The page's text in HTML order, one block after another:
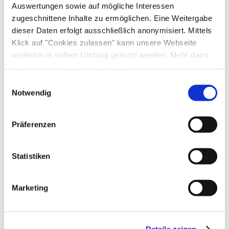
Auswertungen sowie auf mögliche Interessen
zugeschnittene Inhalte zu ermöglichen. Eine Weitergabe
dieser Daten erfolgt ausschließlich anonymisiert. Mittels
Klick auf "Cookies zulassen" kann unsere Webseite
weiterhin in vollem Umfang genutzt werden. Mehr dazu
steht in unserer Datenschutzerklärung.
gelistet.
Notwendig
Präferenzen
Statistiken
Marketing
MTB 48 Drei-Seen Runde
leicht (Tour)
17,4 km 430 Hm 02:45 h
Mehr